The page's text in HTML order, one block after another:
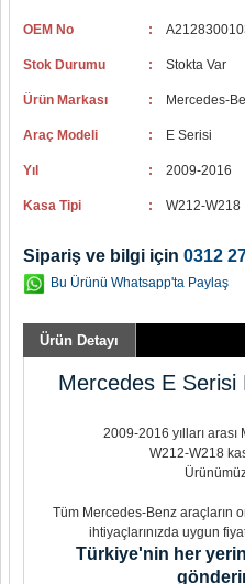
OEM No :
Stok Durumu : Stokta Var
Ürün Markası : Mercedes-
Araç Modeli : E Serisi
Yıl : 2009-2016
Kasa Tipi : W212-W218
Sipariş ve bilgi için 0312
Bu Ürünü Whatsapp'ta Paylaş
Ürün Detayı
Mercedes E Serisi
2009-2016 yılları
W212-W218
Tüm Mercedes-Benz araçların
ihtiyaçlarınızda uygun
Türkiye'nin her